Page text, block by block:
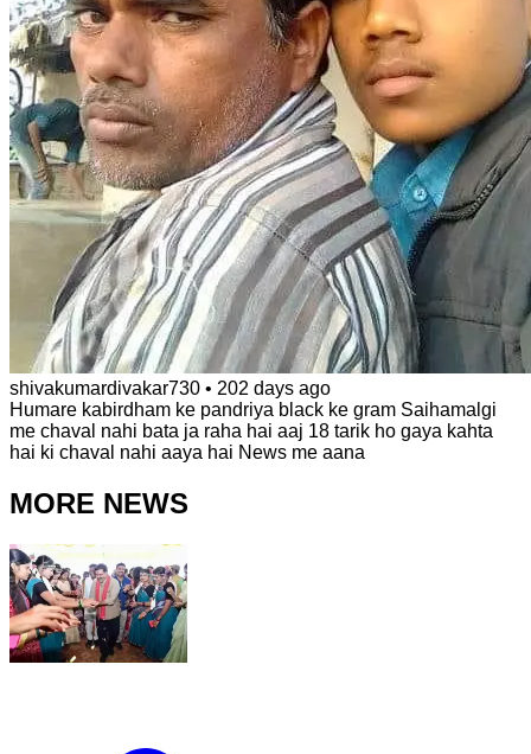
shivakumardivakar730 • 202 days ago
Humare kabirdham ke pandriya black ke gram Saihamalgi
me chaval nahi bata ja raha hai aaj 18 tarik ho gaya kahta
hai ki chaval nahi aaya hai News me aana
MORE NEWS